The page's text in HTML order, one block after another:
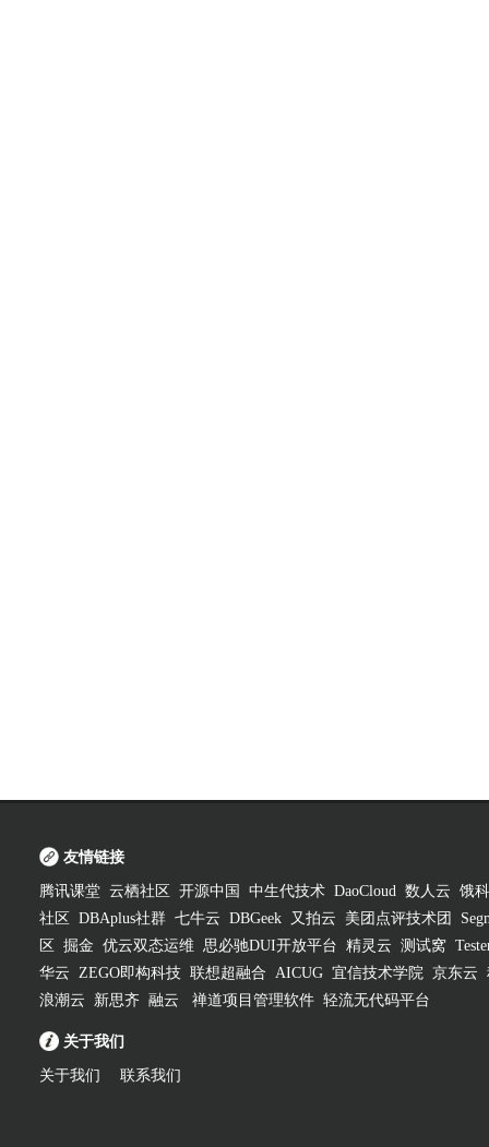
友情链接
腾讯课堂 云栖社区 开源中国 中生代技术 DaoCloud 数人云 饿
社区
DBAplus社群 七牛云 DBGeek 又拍云 美团点评技术团
区
掘金 优云双态运维 思必驰DUI开放平台 精灵云 测试窝
华云 ZEGO即构科技 联想超融合 AICUG 宜信技术学院 京东云
浪潮云
新思齐 融云 禅道项目管理软件 轻流无代码平台
关于我们
关于我们 联系我们